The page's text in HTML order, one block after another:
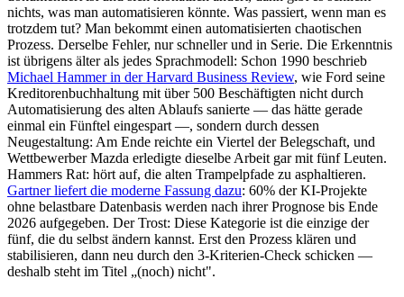
nichts, was man automatisieren könnte. Was passiert, wenn man es
trotzdem tut? Man bekommt einen automatisierten chaotischen
Prozess. Derselbe Fehler, nur schneller und in Serie. Die Erkenntnis
ist übrigens älter als jedes Sprachmodell: Schon 1990 beschrieb
Michael Hammer in der Harvard Business Review, wie Ford seine
Kreditorenbuchhaltung mit über 500 Beschäftigten nicht durch
Automatisierung des alten Ablaufs sanierte — das hätte gerade
einmal ein Fünftel eingespart —, sondern durch dessen
Neugestaltung: Am Ende reichte ein Viertel der Belegschaft, und
Wettbewerber Mazda erledigte dieselbe Arbeit gar mit fünf Leuten.
Hammers Rat: hört auf, die alten Trampelpfade zu asphaltieren.
Gartner liefert die moderne Fassung dazu: 60% der KI-Projekte
ohne belastbare Datenbasis werden nach ihrer Prognose bis Ende
2026 aufgegeben. Der Trost: Diese Kategorie ist die einzige der
fünf, die du selbst ändern kannst. Erst den Prozess klären und
stabilisieren, dann neu durch den 3-Kriterien-Check schicken —
deshalb steht im Titel „(noch) nicht".